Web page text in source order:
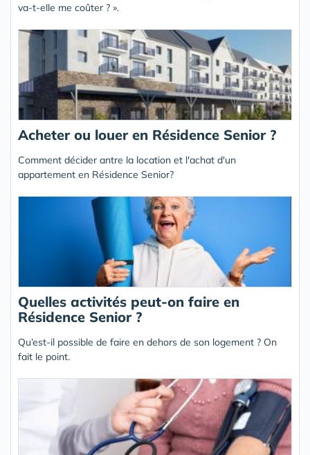
va-t-elle me coûter ? ».
Acheter ou louer en Résidence Senior ?
Comment décider antre la location et l'achat d'un
appartement en Résidence Senior?
Quelles activités peut-on faire en
Résidence Senior ?
Qu’est-il possible de faire en dehors de son logement ? On
fait le point.